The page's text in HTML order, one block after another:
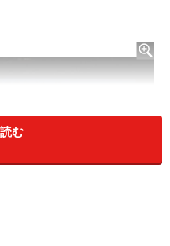
む